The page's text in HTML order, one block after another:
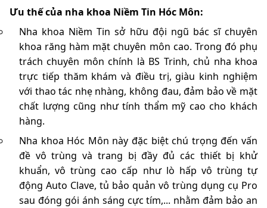
Ưu thế của nha khoa Niềm Tin Hóc Môn:
Nha khoa Niềm Tin sở hữu đội ngũ bác sĩ chuyên
khoa răng hàm mặt chuyên môn cao. Trong đó phụ
trách chuyên môn chính là BS Trinh, chủ nha khoa
trực tiếp thăm khám và điều trị, giàu kinh nghiệm
với thao tác nhẹ nhàng, không đau, đảm bảo về mặt
chất lượng cũng như tính thẩm mỹ cao cho khách
hàng.
Nha khoa Hóc Môn này đặc biệt chú trọng đến vấn
đề vô trùng và trang bị đầy đủ các thiết bị khử
khuẩn, vô trùng cao cấp như lò hấp vô trùng tự
động Auto Clave, tủ bảo quản vô trùng dụng cụ Pro
sau đóng gói ánh sáng cực tím,... nhằm đảm bảo an